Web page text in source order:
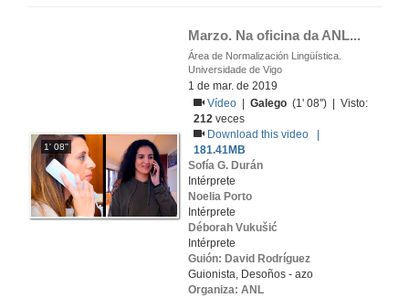
1' 08''
Marzo. Na oficina da ANL...
Área de Normalización Lingüística.
Universidade de Vigo
1 de mar. de 2019
Vídeo
|Galego (1' 08'') | Visto:
212 veces
Download this video |
181.41MB
Sofía G. Durán
Intérprete
Noelia Porto
Intérprete
Déborah Vukušić
Intérprete
Guión: David Rodríguez
Guionista, Desoños - azo
Organiza: ANL